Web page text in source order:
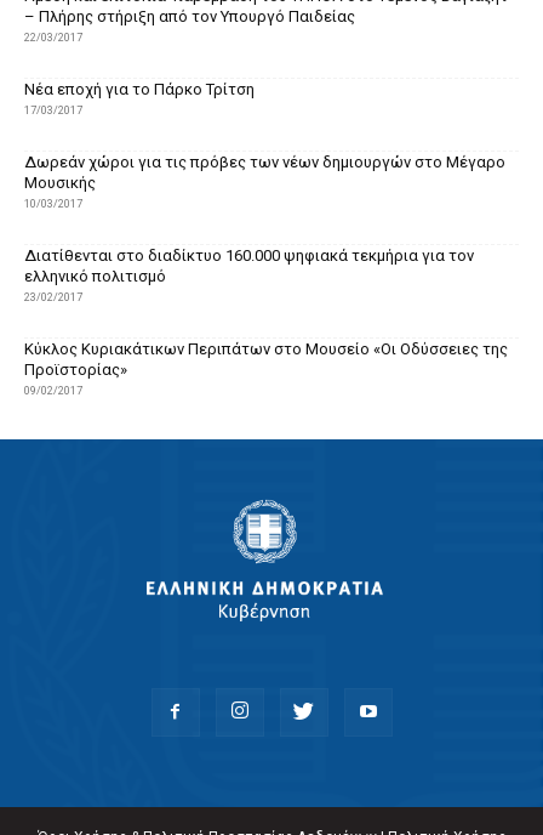
– Πλήρης στήριξη από τον Υπουργό Παιδείας
22/03/2017
Νέα εποχή για το Πάρκο Τρίτση
17/03/2017
Δωρεάν χώροι για τις πρόβες των νέων δημιουργών στο Μέγαρο
Μουσικής
10/03/2017
Διατίθενται στο διαδίκτυο 160.000 ψηφιακά τεκμήρια για τον
ελληνικό πολιτισμό
23/02/2017
Κύκλος Κυριακάτικων Περιπάτων στο Μουσείο «Οι Οδύσσειες της
Προϊστορίας»
09/02/2017